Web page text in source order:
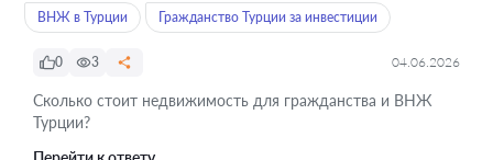
ВНЖ в Турции
Гражданство Турции за инвестиции
0 3 04.06.2026
Сколько стоит недвижимость для гражданства и ВНЖ
Турции?